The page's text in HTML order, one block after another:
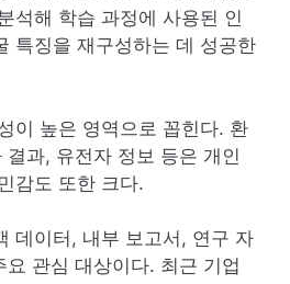
석해 학습 과정에 사용된 인
특징을 재구성하는 데 성공한
이 높은 영역으로 꼽힌다. 환
과, 유전자 정보 등은 개인
감도 또한 크다.
데이터, 내부 보고서, 연구 자
관심 대상이다. 최근 기업